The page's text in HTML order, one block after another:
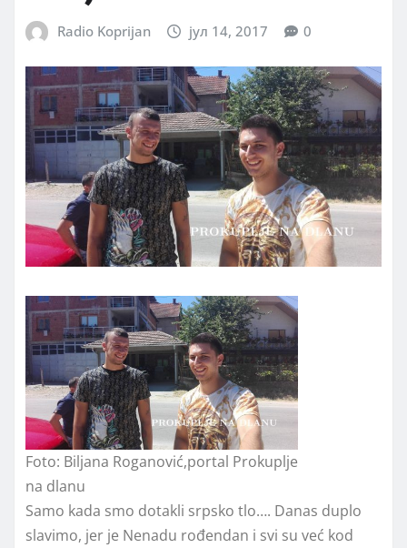
Radio Koprijan јул 14, 2017 0
Foto: Biljana Roganović,portal Prokuplje
na dlanu
Samo kada smo dotakli srpsko tlo…. Danas duplo
slavimo, jer je Nenadu rođendan i svi su već kod